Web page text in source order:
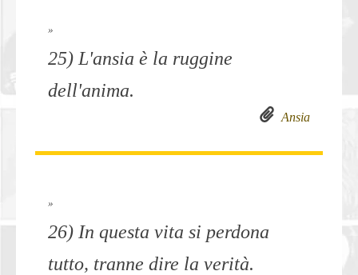
»
25) L'ansia è la ruggine
dell'anima.
Ansia
»
26) In questa vita si perdona
tutto, tranne dire la verità.